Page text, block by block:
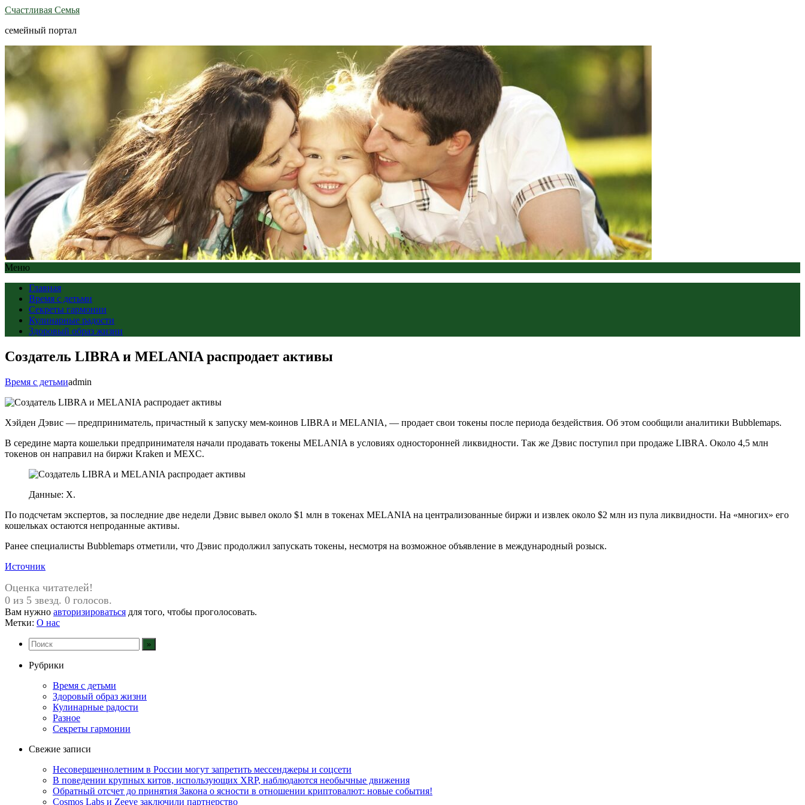
Счастливая Семья
семейный портал
Меню
Главная
Время с детьми
Секреты гармонии
Кулинарные радости
Здоровый образ жизни
Создатель LIBRA и MELANIA распродает активы
Время с детьмиadmin
Хэйден Дэвис — предприниматель, причастный к запуску мем-коинов LIBRA и MELANIA, — продает свои токены после периода бездействия. Об этом сообщили аналитики Bubblemaps.
В середине марта кошельки предпринимателя начали продавать токены MELANIA в условиях односторонней ликвидности. Так же Дэвис поступил при продаже LIBRA. Около 4,5 млн
токенов он направил на биржи Kraken и MEXC.
Данные: X.
По подсчетам экспертов, за последние две недели Дэвис вывел около $1 млн в токенах MELANIA на централизованные биржи и извлек около $2 млн из пула ликвидности. На «многих» его
кошельках остаются непроданные активы.
Ранее специалисты Bubblemaps отметили, что Дэвис продолжил запускать токены, несмотря на возможное объявление в международный розыск.
Источник
Оценка читателей!
0 из 5 звезд. 0 голосов.
Вам нужно авторизироваться для того, чтобы проголосовать.
Метки: О нас
Рубрики
Время с детьми
Здоровый образ жизни
Кулинарные радости
Разное
Секреты гармонии
Свежие записи
Несовершеннолетним в России могут запретить мессенджеры и соцсети
В поведении крупных китов, использующих XRP, наблюдаются необычные движения
Обратный отсчет до принятия Закона о ясности в отношении криптовалют: новые события!
Cosmos Labs и Zeeve заключили партнерство